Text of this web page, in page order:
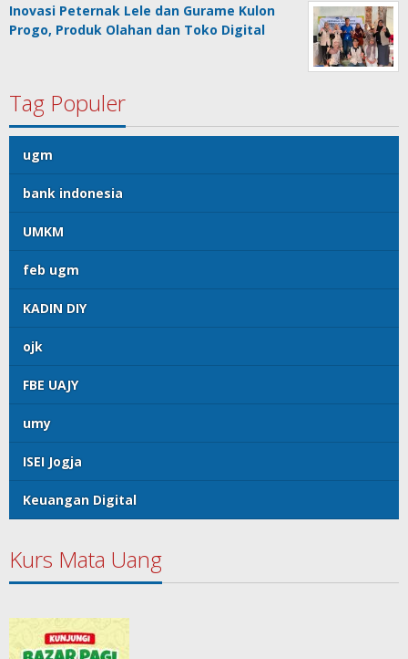
Inovasi Peternak Lele dan Gurame Kulon
Progo, Produk Olahan dan Toko Digital
Tag Populer
ugm
bank indonesia
UMKM
feb ugm
KADIN DIY
ojk
FBE UAJY
umy
ISEI Jogja
Keuangan Digital
Kurs Mata Uang